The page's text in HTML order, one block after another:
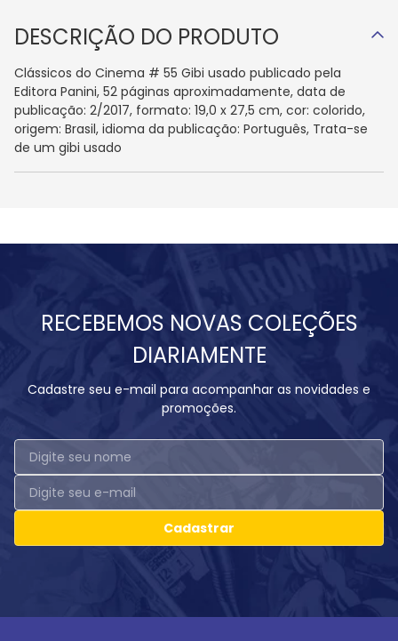
DESCRIÇÃO DO PRODUTO
Clássicos do Cinema # 55 Gibi usado publicado pela
Editora Panini, 52 páginas aproximadamente, data de
publicação: 2/2017, formato: 19,0 x 27,5 cm, cor: colorido,
origem: Brasil, idioma da publicação: Português, Trata-se
de um gibi usado
RECEBEMOS NOVAS COLEÇÕES
DIARIAMENTE
Cadastre seu e-mail para acompanhar as novidades e
promoções.
Cadastrar